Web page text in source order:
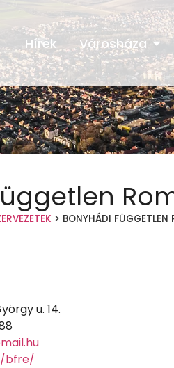
Hírek Városháza
> BONYHÁDI FÜGGETLEN
u. 14.
bfre/